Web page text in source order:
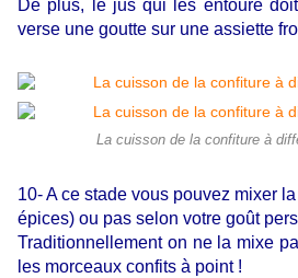
De plus, le jus qui les entoure
verse une goutte sur une assiette
La cuisson de la confiture à
10- A ce stade vous pouvez mixer
épices) ou pas selon votre goût
Traditionnellement on ne la mixe
les morceaux confits à point !